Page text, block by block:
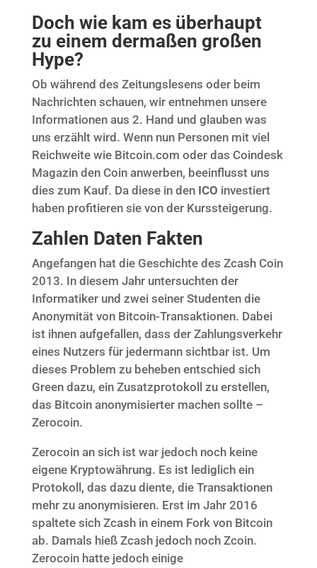
Doch wie kam es überhaupt
zu einem dermaßen großen
Hype?
Ob während des Zeitungslesens oder beim
Nachrichten schauen, wir entnehmen unsere
Informationen aus 2. Hand und glauben was
uns erzählt wird. Wenn nun Personen mit viel
Reichweite wie Bitcoin.com oder das Coindesk
Magazin den Coin anwerben, beeinflusst uns
dies zum Kauf. Da diese in den ICO investiert
haben profitieren sie von der Kurssteigerung.
Zahlen Daten Fakten
Angefangen hat die Geschichte des Zcash Coin
2013. In diesem Jahr untersuchten der
Informatiker und zwei seiner Studenten die
Anonymität von Bitcoin-Transaktionen. Dabei
ist ihnen aufgefallen, dass der Zahlungsverkehr
eines Nutzers für jedermann sichtbar ist. Um
dieses Problem zu beheben entschied sich
Green dazu, ein Zusatzprotokoll zu erstellen,
das Bitcoin anonymisierter machen sollte –
Zerocoin.
Zerocoin an sich ist war jedoch noch keine
eigene Kryptowährung. Es ist lediglich ein
Protokoll, das dazu diente, die Transaktionen
mehr zu anonymisieren. Erst im Jahr 2016
spaltete sich Zcash in einem Fork von Bitcoin
ab. Damals hieß Zcash jedoch noch Zcoin.
Zerocoin hatte jedoch einige